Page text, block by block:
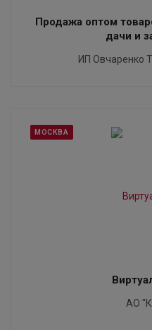
Продажа оптом
дачи и
ИП Овчаренко
МОСКВА
АО